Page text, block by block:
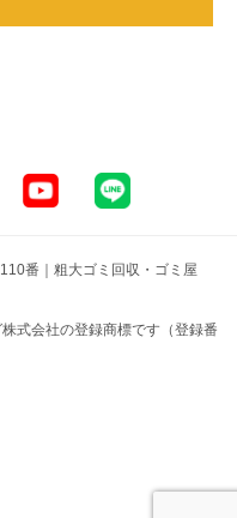
番｜粗大ゴミ回収・ゴミ屋
式会社の登録商標です（登録番